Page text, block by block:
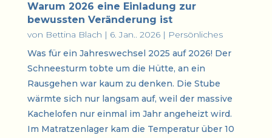
Warum 2026 eine Einladung zur
bewussten Veränderung ist
von Bettina Blach | 6. Jan.. 2026| Persönliches
Was für ein Jahreswechsel 2025 auf 2026! Der
Schneesturm tobte um die Hütte, an ein
Rausgehen war kaum zu denken. Die Stube
wärmte sich nur langsam auf, weil der massive
Kachelofen nur einmal im Jahr angeheizt wird.
Im Matratzenlager kam die Temperatur über 10